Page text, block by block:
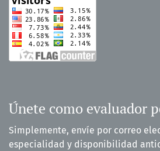
Únete como evaluador
Simplemente, envíe por correo
especialidad y disponibilidad